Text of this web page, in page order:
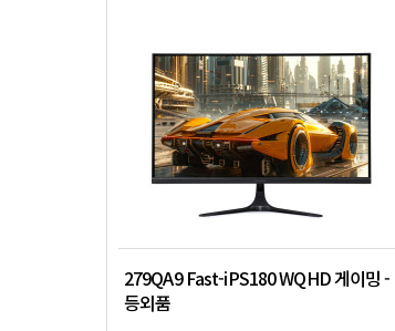
279QA9 Fast-iPS180 WQHD 게이밍 -
등외품